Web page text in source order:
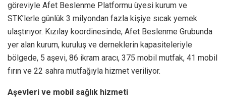
göreviyle Afet Beslenme Platformu üyesi kurum ve
STK’lerle günlük 3 milyondan fazla kişiye sıcak yemek
ulaştırıyor. Kızılay koordinesinde, Afet Beslenme Grubunda
yer alan kurum, kuruluş ve derneklerin kapasiteleriyle
bölgede, 5 aşevi, 86 ikram aracı, 375 mobil mutfak, 41 mobil
fırın ve 22 sahra mutfağıyla hizmet veriliyor.
Aşevleri ve mobil sağlık hizmeti